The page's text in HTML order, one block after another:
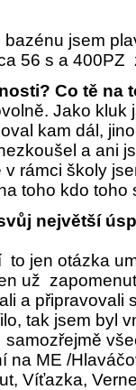
jsem
56 s a 400PZ
Co tě na
Jako kluk
kam dál,
a ani
rámci školy
toho kdo toho
největší
to jen otázka
už
a připravovali
tak jsem byl
ME /
Víťazka,